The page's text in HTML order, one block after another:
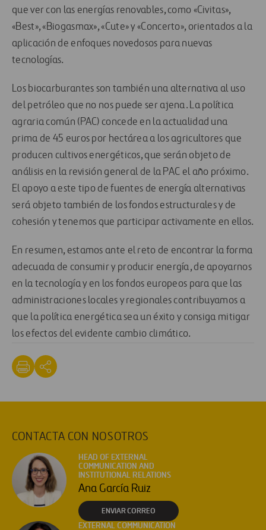
que ver con las energías renovables, como «Civitas»,
«Best», «Biogasmax», «Cute» y «Concerto», orientados a la
aplicación de enfoques novedosos para nuevas
tecnologías.
Los biocarburantes son también una alternativa al uso
del petróleo que no nos puede ser ajena. La política
agraria común (PAC) concede en la actualidad una
prima de 45 euros por hectárea a los agricultores que
producen cultivos energéticos, que serán objeto de
análisis en la revisión general de la PAC el año próximo.
El apoyo a este tipo de fuentes de energía alternativas
será objeto también de los fondos estructurales y de
cohesión y tenemos que participar activamente en ellos.
En resumen, estamos ante el reto de encontrar la forma
adecuada de consumir y producir energía, de apoyarnos
en la tecnología y en los fondos europeos para que las
administraciones locales y regionales contribuyamos a
que la política energética sea un éxito y consiga mitigar
los efectos del evidente cambio climático.
CONTACTA CON NOSOTROS
HEAD OF EXTERNAL
COMMUNICATION AND
INSTITUTIONAL RELATIONS
Ana García Ruiz
ENVIAR CORREO
EXTERNAL COMMUNICATION